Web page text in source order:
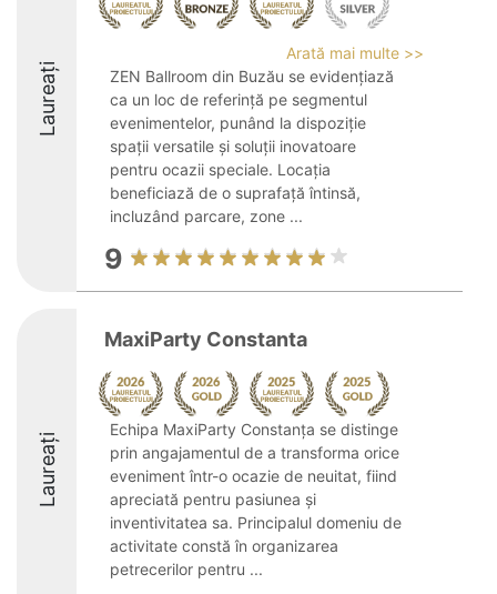
Laureați
Arată mai multe >>
ZEN Ballroom din Buzău se evidențiază
ca un loc de referință pe segmentul
evenimentelor, punând la dispoziție
spații versatile și soluții inovatoare
pentru ocazii speciale. Locația
beneficiază de o suprafață întinsă,
incluzând parcare, zone ...
9
Laureați
MaxiParty Constanta
Echipa MaxiParty Constanța se distinge
prin angajamentul de a transforma orice
eveniment într-o ocazie de neuitat, fiind
apreciată pentru pasiunea și
inventivitatea sa. Principalul domeniu de
activitate constă în organizarea
petrecerilor pentru ...